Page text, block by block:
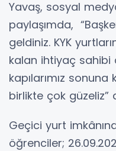
Yavaş, sosyal
paylaşımda,
geldiniz. KYK
kalan ihtiyaç sahibi
kapılarımız
birlikte çok güzeliz”
Geçici yurt
öğrenciler;